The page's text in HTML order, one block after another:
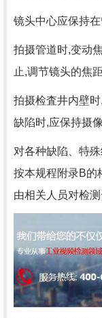
镜头中心应保持
拍摄管道时,变动
止,调节镜头的焦
拍摄检査井内壁
缺陷时,应保持摄
对各种缺陷、特
按本规程附录B的
由相关人员对检